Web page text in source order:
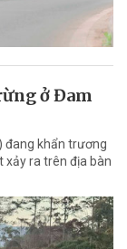
ở Đam
đang khẩn trương
xảy ra trên địa bàn